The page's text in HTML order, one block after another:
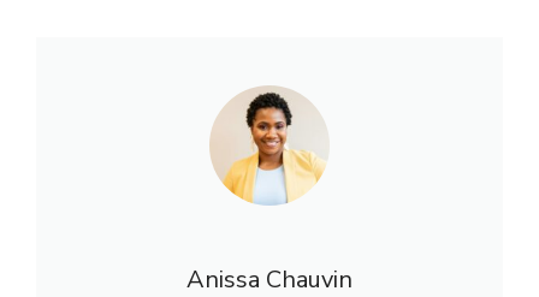
Anissa Chauvin